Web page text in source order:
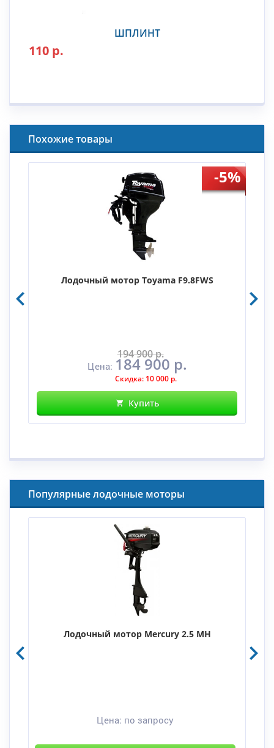
ШПЛИНТ
110 р.
Похожие товары
-5%
Лодочный мотор Toyama F9.8FWS
Цена:
194 900 р.
184 900 р.
Скидка: 10 000 р.
Купить
Популярные лодочные моторы
Лодочный мотор Mercury 2.5 MH
Цена: по запросу